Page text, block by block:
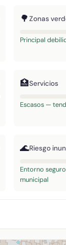
🌳Zonas
Principal
🏥Servicios
Escasos —
🌊Riesgo
Entorno
municipal